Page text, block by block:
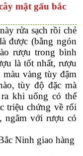
mật gấu bắc
rửa sạch rồi chẻ
được (bằng ngón
rượu trong bình
là tốt nhất, rượu
màu vàng tùy đậm
tùy độ đặc mà
khi uống có thể
triệu chứng về rối
ngâm với rượu có